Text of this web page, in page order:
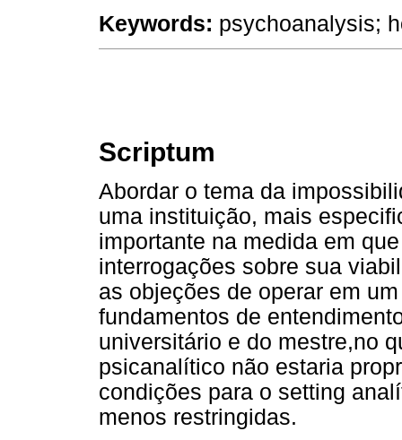
Keywords: psychoanalysis;
Scriptum
Abordar o tema da
uma instituição, mais
importante na medida em
interrogações sobre sua
as objeções de operar em
fundamentos de
universitário e do mestre,no
psicanalítico não estaria
condições para o setting
menos restringidas.